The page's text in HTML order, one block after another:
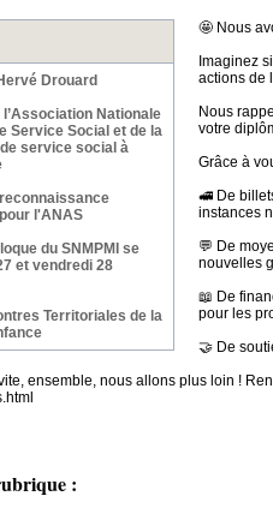
Drouard
Nationale
Service Social et de la
service social à
l'ANAS
du SNMPMI se
et vendredi 28
Territoriales de la
🤩 Nous
Imaginez
actions de
Nous
votre
Grâce à
🚅 De
instances
💬 De
nouvelles
📖 De
pour les
🤝 De
ensemble, nous allons plus loin !
: